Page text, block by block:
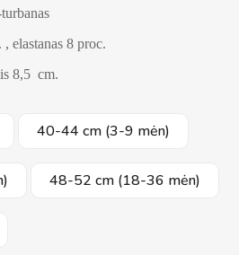
elastanas 8 proc.
8,5 cm.
40-44 cm (3-9 mėn)
48-52 cm (18-36 mėn)